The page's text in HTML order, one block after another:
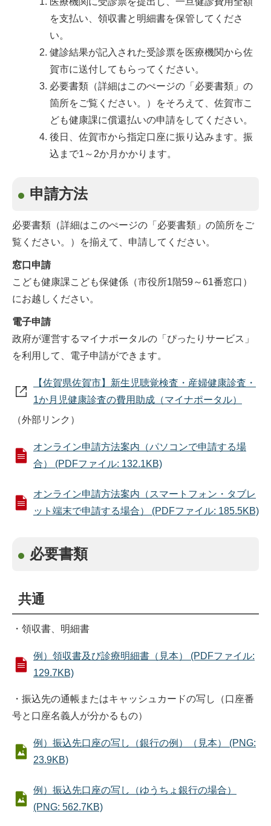
を支払い、領収書と明細書を保管してくださ
い。
健診結果が記入された受診票を医療機関から佐
賀市に送付してもらってください。
必要書類（詳細はこのぺージの「必要書類」の
箇所をご覧ください。）をそろえて、佐賀市こ
ども健康課に償還払いの申請をしてください。
後日、佐賀市から指定口座に振り込みます。振
込まで1～2か月かかります。
申請方法
必要書類（詳細はこのぺージの「必要書類」の箇所をご
覧ください。）を揃えて、申請してください。
窓口申請
こども健康課こども保健係（市役所1階59～61番窓口）
にお越しください。
電子申請
政府が運営するマイナポータルの「ぴったりサービス」
を利用して、電子申請ができます。
【佐賀県佐賀市】新生児聴覚検査・産婦健康診査・
1か月児健康診査の費用助成（マイナポータル）
（外部リンク）
オンライン申請方法案内（パソコンで申請する場
合） (PDFファイル: 132.1KB)
オンライン申請方法案内（スマートフォン・タブレ
ット端末で申請する場合） (PDFファイル: 185.5KB)
必要書類
共通
・領収書、明細書
例）領収書及び診療明細書（見本） (PDFファイル:
129.7KB)
・振込先の通帳またはキャッシュカードの写し（口座番
号と口座名義人が分かるもの）
例）振込先口座の写し（銀行の例）（見本） (PNG:
23.9KB)
例）振込先口座の写し（ゆうちょ銀行の場合）
(PNG: 562.7KB)